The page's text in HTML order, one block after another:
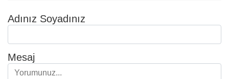
Adınız Soyadınız
Mesaj